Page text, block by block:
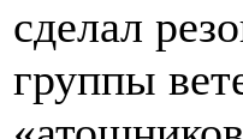
сделал
группы